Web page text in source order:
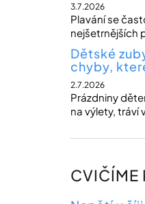
3.7.2026
Plavání se
nejšetrnějších
Dětské
chyby,
2.7.2026
Prázdniny
na výlety, tráví
CVIČÍME